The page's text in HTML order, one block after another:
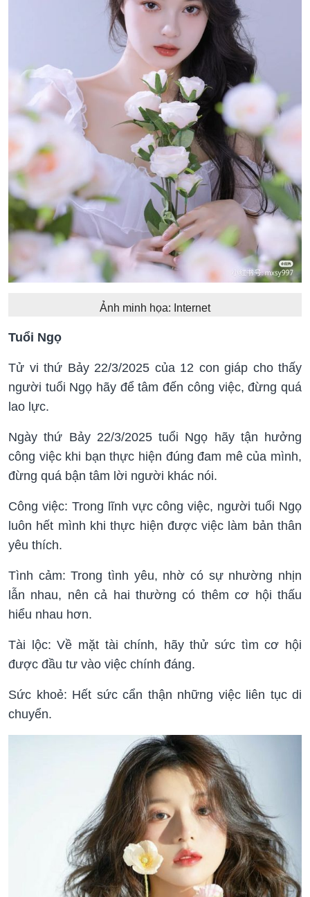
Ảnh minh họa: Internet
Tuổi Ngọ
Tử vi thứ Bảy 22/3/2025 của 12 con giáp cho thấy
người tuổi Ngọ hãy để tâm đến công việc, đừng quá
lao lực.
Ngày thứ Bảy 22/3/2025 tuổi Ngọ hãy tận hưởng
công việc khi bạn thực hiện đúng đam mê của mình,
đừng quá bận tâm lời người khác nói.
Công việc: Trong lĩnh vực công việc, người tuổi Ngọ
luôn hết mình khi thực hiện được việc làm bản thân
yêu thích.
Tình cảm: Trong tình yêu, nhờ có sự nhường nhịn
lẫn nhau, nên cả hai thường có thêm cơ hội thấu
hiểu nhau hơn.
Tài lộc: Về mặt tài chính, hãy thử sức tìm cơ hội
được đầu tư vào việc chính đáng.
Sức khoẻ: Hết sức cẩn thận những việc liên tục di
chuyển.